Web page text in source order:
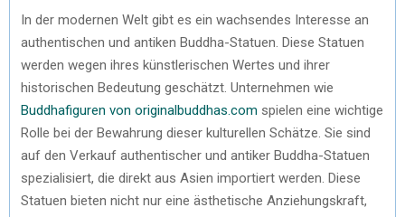
In der modernen Welt gibt es ein wachsendes Interesse an
authentischen und antiken Buddha-Statuen. Diese Statuen
werden wegen ihres künstlerischen Wertes und ihrer
historischen Bedeutung geschätzt. Unternehmen wie
Buddhafiguren von originalbuddhas.com spielen eine wichtige
Rolle bei der Bewahrung dieser kulturellen Schätze. Sie sind
auf den Verkauf authentischer und antiker Buddha-Statuen
spezialisiert, die direkt aus Asien importiert werden. Diese
Statuen bieten nicht nur eine ästhetische Anziehungskraft,